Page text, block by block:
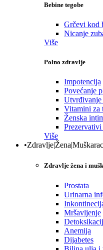
Bebine tegobe
Grčevi kod
Nicanje
Više
Polno zdravlje
Impotencija
Povećanje
Utvrđivanje
Vitamini za
Ženska
Više
Zdravlje žena i
Prostata
Urinarna
Mršavljenje
Anemija
Dijabetes